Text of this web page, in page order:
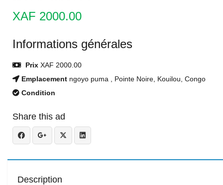
XAF 2000.00
Informations générales
Prix XAF 2000.00
Emplacement ngoyo puma , Pointe Noire, Kouilou, Congo
Condition
Share this ad
Description